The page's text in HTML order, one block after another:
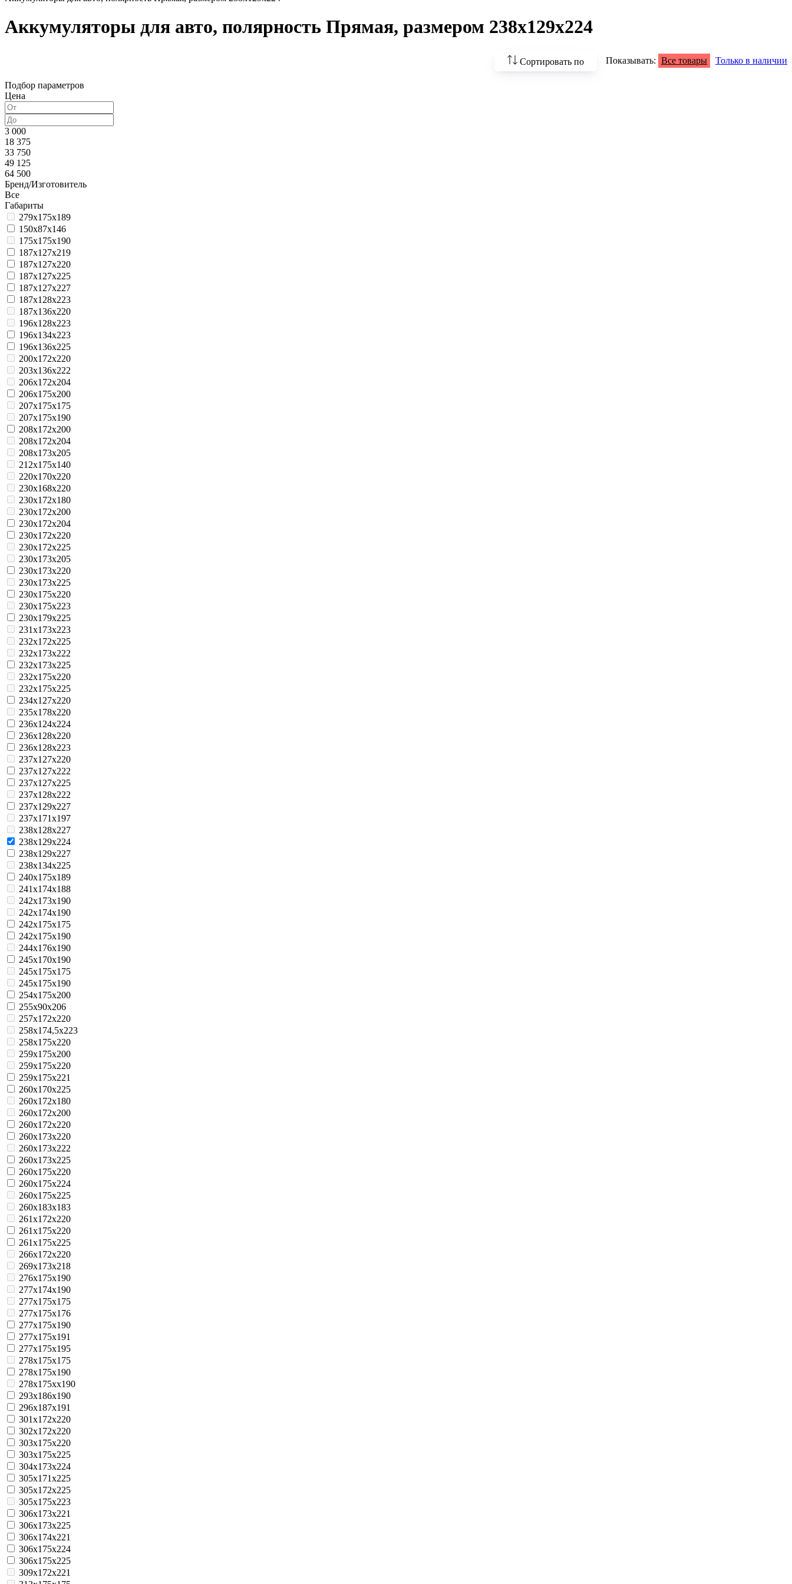
Аккумуляторы для авто, полярность Прямая, размером 238x129x224
Сортировать по Показывать: Все товары Только в наличии
Подбор параметров
Цена
3 000
18 375
33 750
49 125
64 500
Бренд/Изготовитель
Все
Габариты
279x175x189
150x87x146
175x175x190
187x127x219
187x127x220
187x127x225
187x127x227
187x128x223
187x136x220
196x128x223
196x134x223
196x136x225
200x172x220
203x136x222
206x172x204
206x175x200
207x175x175
207x175x190
208x172x200
208x172x204
208x173x205
212x175x140
220x170x220
230x168x220
230x172x180
230x172x200
230x172x204
230x172x220
230x172x225
230x173x205
230x173x220
230x173x225
230x175x220
230x175x223
230x179x225
231x173x223
232x172x225
232x173x222
232x173x225
232x175x220
232x175x225
234x127x220
235x178x220
236x124x224
236x128x220
236x128x223
237x127x220
237x127x222
237x127x225
237x128x222
237x129x227
237x171x197
238x128x227
238x129x224
238x129x227
238x134x225
240x175x189
241x174x188
242x173x190
242x174x190
242x175x175
242x175x190
244x176x190
245x170x190
245x175x175
245x175x190
254x175x200
255x90x206
257x172x220
258x174,5x223
258x175x220
259x175x200
259x175x220
259x175x221
260x170x225
260x172x180
260x172x200
260x172x220
260x173x220
260x173x222
260x173x225
260x175x220
260x175x224
260x175x225
260x183x183
261x172x220
261x175x220
261x175x225
266x172x220
269x173x218
276x175x190
277x174x190
277x175x175
277x175x176
277x175x190
277x175x191
277x175x195
278x175x175
278x175x190
278x175xx190
293x186x190
296x187x191
301x172x220
302x172x220
303x175x220
303x175x225
304x173x224
305x171x225
305x172x225
305x175x223
306x173x221
306x173x225
306x174x221
306x175x224
306x175x225
309x172x221